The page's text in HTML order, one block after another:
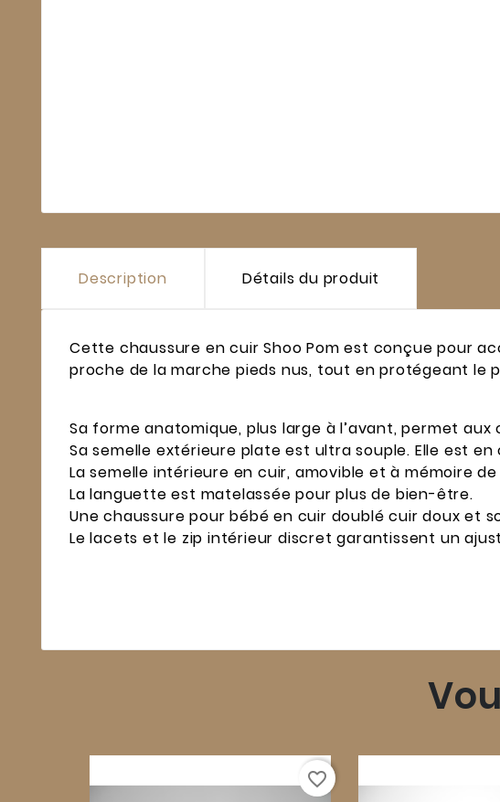
Description Détails du produit
Cette chaussure en cuir Shoo Pom est conçue pour
proche de la marche pieds nus, tout en protégeant le
Sa forme anatomique, plus large à l’avant, permet
Sa semelle extérieure plate est ultra souple. Elle est
La semelle intérieure en cuir, amovible et à mémoire
La languette est matelassée pour plus de bien-être.
Une chaussure pour bébé en cuir doublé cuir doux et
Le lacets et le zip intérieur discret garantissent un
favorite_border